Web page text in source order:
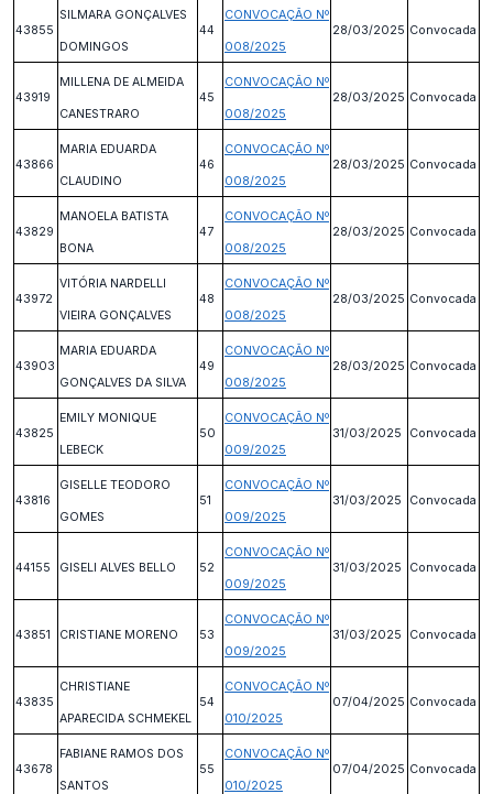
43855
SILMARA GONÇALVES
DOMINGOS
44
CONVOCAÇÃO Nº
008/2025
28/03/2025 Convocada
43919
MILLENA DE ALMEIDA
CANESTRARO
45
CONVOCAÇÃO Nº
008/2025
28/03/2025 Convocada
43866
MARIA EDUARDA
CLAUDINO
46
CONVOCAÇÃO Nº
008/2025
28/03/2025 Convocada
43829
MANOELA BATISTA
BONA
47
CONVOCAÇÃO Nº
008/2025
28/03/2025 Convocada
43972
VITÓRIA NARDELLI
VIEIRA GONÇALVES
48
CONVOCAÇÃO Nº
008/2025
28/03/2025 Convocada
43903
MARIA EDUARDA
GONÇALVES DA SILVA
49
CONVOCAÇÃO Nº
008/2025
28/03/2025 Convocada
43825
EMILY MONIQUE
LEBECK
50
CONVOCAÇÃO Nº
009/2025
31/03/2025 Convocada
43816
GISELLE TEODORO
GOMES
51
CONVOCAÇÃO Nº
009/2025
31/03/2025 Convocada
44155 GISELI ALVES BELLO 52
CONVOCAÇÃO Nº
009/2025
31/03/2025 Convocada
43851 CRISTIANE MORENO 53
CONVOCAÇÃO Nº
009/2025
31/03/2025 Convocada
43835
CHRISTIANE
APARECIDA SCHMEKEL
54
CONVOCAÇÃO Nº
010/2025
07/04/2025 Convocada
43678
FABIANE RAMOS DOS
SANTOS
55
CONVOCAÇÃO Nº
010/2025
07/04/2025 Convocada